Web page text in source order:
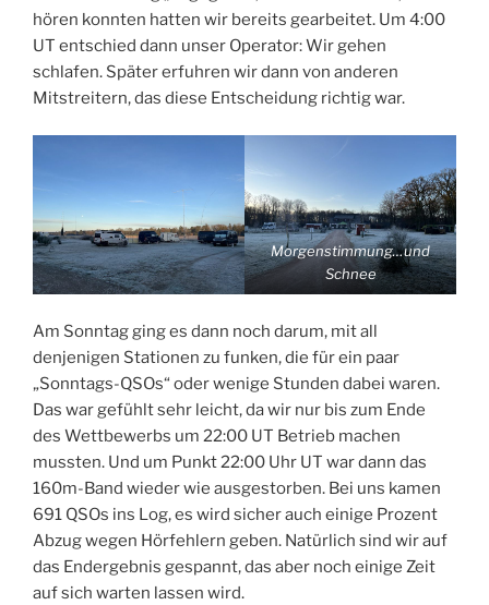
hören konnten hatten wir bereits gearbeitet. Um 4:00
UT entschied dann unser Operator: Wir gehen
schlafen. Später erfuhren wir dann von anderen
Mitstreitern, das diese Entscheidung richtig war.
Morgenstimmung…und
Schnee
Am Sonntag ging es dann noch darum, mit all
denjenigen Stationen zu funken, die für ein paar
„Sonntags-QSOs“ oder wenige Stunden dabei waren.
Das war gefühlt sehr leicht, da wir nur bis zum Ende
des Wettbewerbs um 22:00 UT Betrieb machen
mussten. Und um Punkt 22:00 Uhr UT war dann das
160m-Band wieder wie ausgestorben. Bei uns kamen
691 QSOs ins Log, es wird sicher auch einige Prozent
Abzug wegen Hörfehlern geben. Natürlich sind wir auf
das Endergebnis gespannt, das aber noch einige Zeit
auf sich warten lassen wird.